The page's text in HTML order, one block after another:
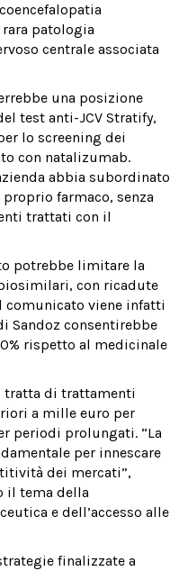
patologia
centrale associata
una posizione
test anti-JCV Stratify,
lo screening dei
con natalizumab.
abbia subordinato
farmaco, senza
trattati con il
potrebbe limitare la
con ricadute
comunicato viene infatti
Sandoz consentirebbe
rispetto al medicinale
tratta di trattamenti
a mille euro per
periodi prolungati. “La
per innescare
dei mercati”,
il tema della
e dell’accesso alle
finalizzate a